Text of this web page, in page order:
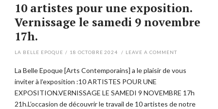
10 artistes pour une exposition.
Vernissage le samedi 9 novembre
17h.
LA BELLE EPOQUE / 18 OCTOBRE 2024 / LEAVE A COMMENT
La Belle Epoque [Arts Contemporains] a le plaisir de vous
inviter à l’exposition :10 ARTISTES POUR UNE
EXPOSITION.VERNISSAGE LE SAMEDI 9 NOVEMBRE 17h
21h.L’occasion de découvrir le travail de 10 artistes de notre